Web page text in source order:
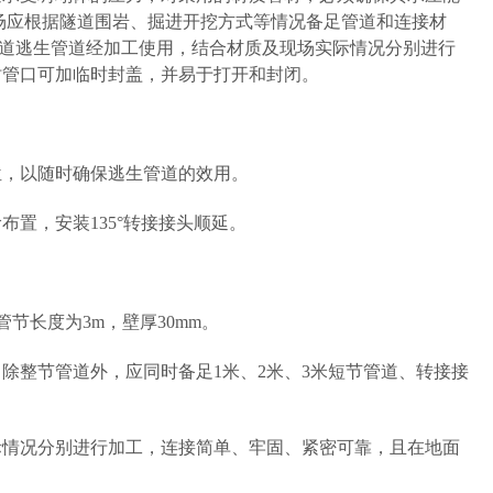
根据隧道围岩、掘进开挖方式等情况备足管道和连接材
逃生管道经加工使用，结合材质及现场实际情况分别进行
口可加临时封盖，并易于打开和封闭。
以随时确保逃生管道的效用。
置，安装135°转接接头顺延。
长度为3m，壁厚30mm。
整节管道外，应同时备足1米、2米、3米短节管道、转接接
况分别进行加工，连接简单、牢固、紧密可靠，且在地面